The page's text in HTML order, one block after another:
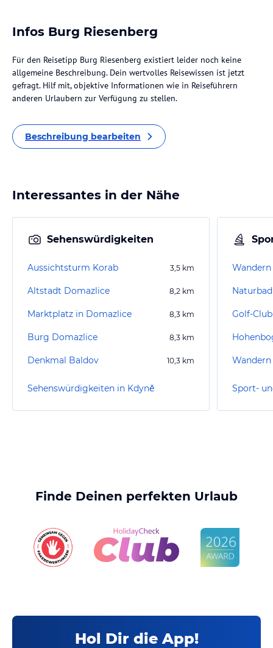
Infos Burg Riesenberg
Für den Reisetipp Burg Riesenberg existiert leider noch keine
allgemeine Beschreibung. Dein wertvolles Reisewissen ist jetzt
gefragt. Hilf mit, objektive Informationen wie in Reiseführern
anderen Urlaubern zur Verfügung zu stellen.
Beschreibung bearbeiten
Interessantes in der Nähe
Sehenswürdigkeiten
Aussichtsturm Korab 3,5 km
Altstadt Domazlice 8,2 km
Marktplatz in Domazlice 8,3 km
Burg Domazlice 8,3 km
Denkmal Baldov 10,3 km
Sehenswürdigkeiten in Kdyně
Naturbad
Golf-
Sport-
Finde Deinen perfekten Urlaub
Hol Dir die App!